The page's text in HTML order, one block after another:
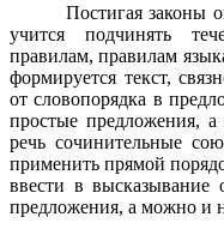
Постигая законы
учится подчинять
правилам, правилам
формируется текст,
от словопорядка в
простые предложения,
речь сочинительные
применить прямой
ввести в
предложения, а можно и